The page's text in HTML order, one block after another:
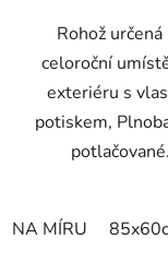
Rohož
celoroční
exteriéru s
potiskem,
NA MÍRU